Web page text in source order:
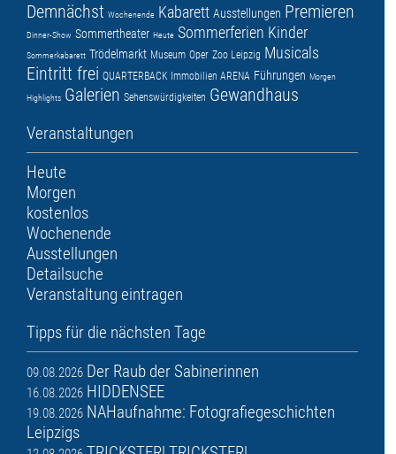
Demnächst Wochenende Kabarett Ausstellungen Premieren
Dinner-Show Sommertheater Heute Sommerferien Kinder
Sommerkabarett Trödelmarkt Museum Oper Zoo Leipzig Musicals
Eintritt frei QUARTERBACK Immobilien ARENA Führungen Morgen
Highlights Galerien Sehenswürdigkeiten Gewandhaus
Veranstaltungen
Heute
Morgen
kostenlos
Wochenende
Ausstellungen
Detailsuche
Veranstaltung eintragen
Tipps für die nächsten Tage
09.08.2026 Der Raub der Sabinerinnen
16.08.2026 HIDDENSEE
19.08.2026 NAHaufnahme: Fotografiegeschichten
Leipzigs